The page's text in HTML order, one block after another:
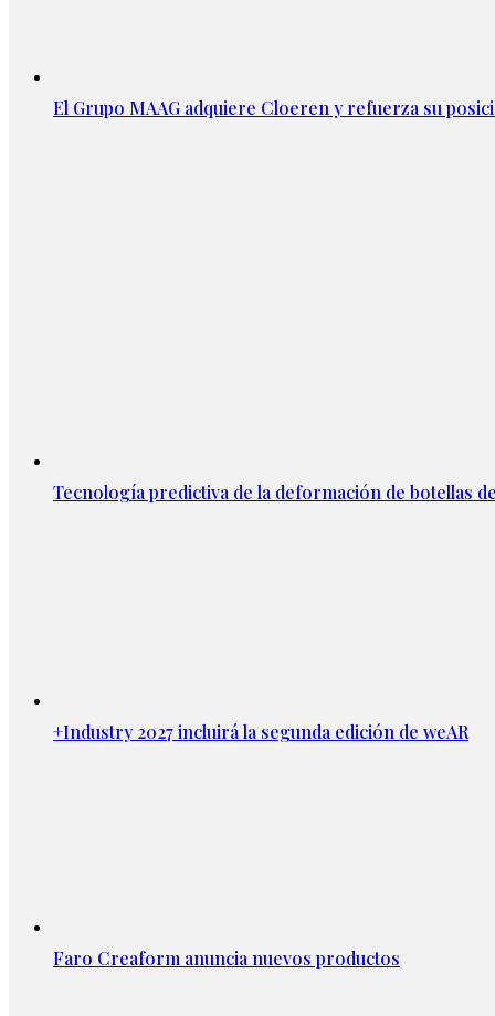
El Grupo MAAG adquiere Cloeren y refuerza su
Tecnología predictiva de la deformación de botellas
+Industry 2027 incluirá la segunda edición de weAR
Faro Creaform anuncia nuevos productos